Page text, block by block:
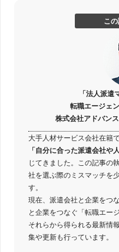
こ
「法人派遣
転職エージェ
株式会社アドバン
大手人材サービス会社在籍
「自分に合った派遣会社や
じてきました。この記事の
社を選ぶ際のミスマッチを
す。
現在、派遣会社と企業をつ
と企業をつなぐ「転職エー
それらから得られる最新情
集や更新も行っています。